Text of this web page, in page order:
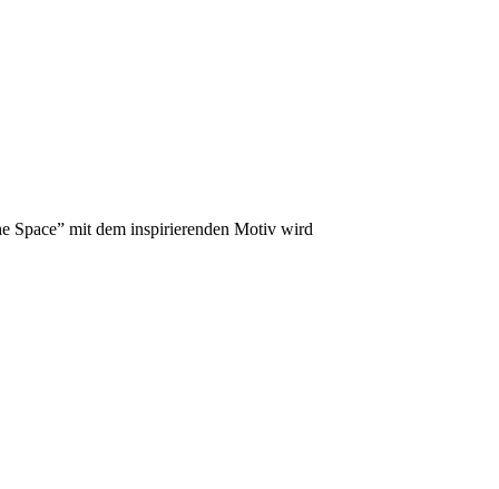
Space” mit dem inspirierenden Motiv wird